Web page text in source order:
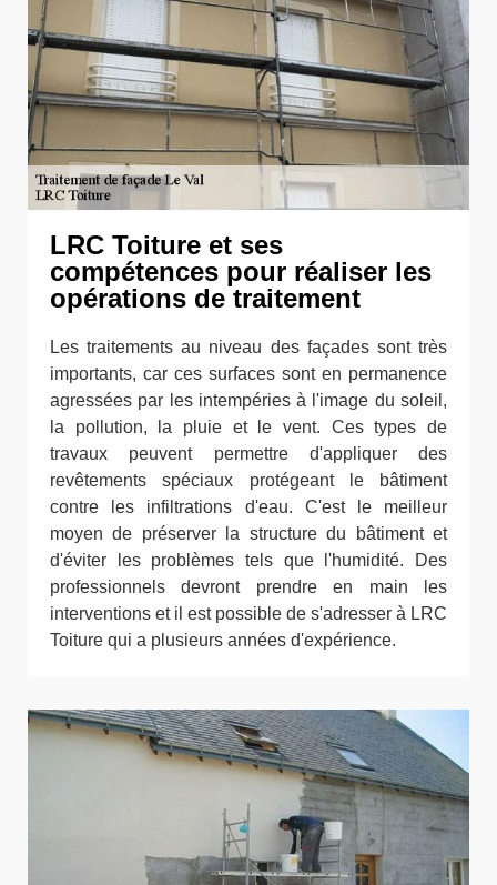
LRC Toiture et ses
compétences pour réaliser les
opérations de traitement
Les traitements au niveau des façades sont très
importants, car ces surfaces sont en permanence
agressées par les intempéries à l'image du soleil,
la pollution, la pluie et le vent. Ces types de
travaux peuvent permettre d'appliquer des
revêtements spéciaux protégeant le bâtiment
contre les infiltrations d'eau. C'est le meilleur
moyen de préserver la structure du bâtiment et
d'éviter les problèmes tels que l'humidité. Des
professionnels devront prendre en main les
interventions et il est possible de s'adresser à LRC
Toiture qui a plusieurs années d'expérience.